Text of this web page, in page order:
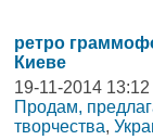
ретро
Киеве
19-11-2014 13:12
Продам,
творчества,